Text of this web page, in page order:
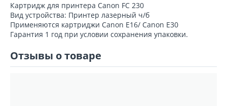
Картридж для принтера Canon FC 230
Вид устройства: Принтер лазерный ч/б
Применяются картриджи Canon E16/ Canon E30
Гарантия 1 год при условии сохранения упаковки.
Отзывы о товаре